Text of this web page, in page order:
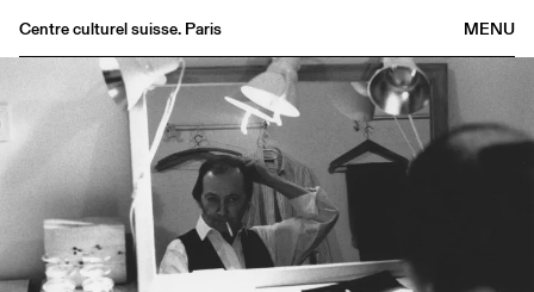
MENU
Centre culturel suisse. Paris
Buvette
Archives
Medias
Publications